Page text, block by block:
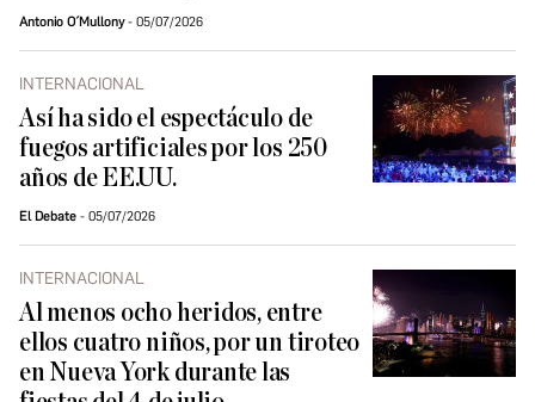
Antonio O´Mullony 05/07/2026
INTERNACIONAL
Así ha sido el espectáculo de
fuegos artificiales por los 250
años de EE.UU.
El Debate 05/07/2026
INTERNACIONAL
Al menos ocho heridos, entre
ellos cuatro niños, por un tiroteo
en Nueva York durante las